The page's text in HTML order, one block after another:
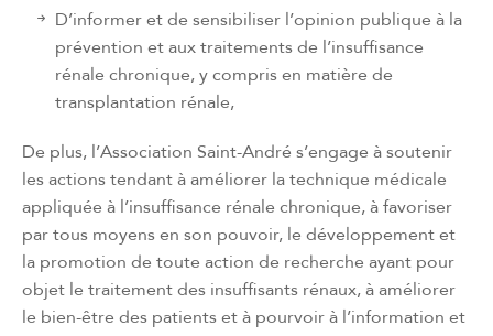
D’informer et de sensibiliser l’opinion publique à la
prévention et aux traitements de l’insuffisance
rénale chronique, y compris en matière de
transplantation rénale,
De plus, l’Association Saint-André s’engage à soutenir
les actions tendant à améliorer la technique médicale
appliquée à l’insuffisance rénale chronique, à favoriser
par tous moyens en son pouvoir, le développement et
la promotion de toute action de recherche ayant pour
objet le traitement des insuffisants rénaux, à améliorer
le bien-être des patients et à pourvoir à l’information et